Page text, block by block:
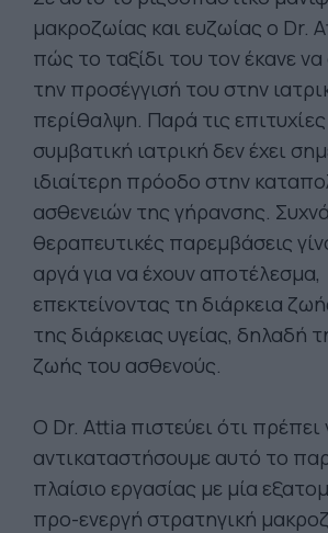
μακροζωίας και ευζωίας ο Dr.
πώς το ταξίδι του τον έκανε
την προσέγγισή του στην
περίθαλψη. Παρά τις
συμβατική ιατρική δεν έχει
ιδιαίτερη πρόοδο στην
ασθενειών της γήρανσης.
θεραπευτικές παρεμβάσεις
αργά για να έχουν αποτέλεσμα,
επεκτείνοντας τη διάρκεια
της διάρκειας υγείας, δηλαδή
ζωής του ασθενούς.
Ο Dr. Attia πιστεύει ότι πρέπει
αντικαταστήσουμε αυτό το
πλαίσιο εργασίας με μία
προ-ενεργή στρατηγική